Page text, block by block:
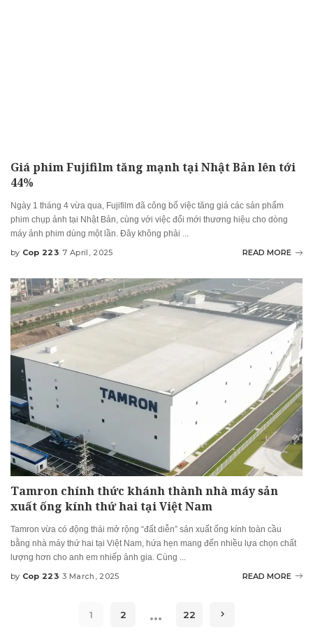
Giá phim Fujifilm tăng mạnh tại Nhật Bản lên tới
44%
Ngày 1 tháng 4 vừa qua, Fujifilm đã công bố việc tăng giá các sản phẩm
phim chụp ảnh tại Nhật Bản, cùng với việc đổi mới thương hiệu cho dòng
máy ảnh phim dùng một lần. Đây không phải ...
Posted
by Cop 223 7 April, 2025 READ MORE
Tamron chính thức khánh thành nhà máy sản
xuất ống kính thứ hai tại Việt Nam
Tamron vừa có động thái mở rộng “đất diễn” sản xuất ống kính toàn cầu
bằng nhà máy thứ hai tại Việt Nam, hứa hẹn mang đến nhiều lựa chọn chất
lượng hơn cho anh em nhiếp ảnh gia. Cùng ...
Posted
by Cop 223 3 March, 2025 READ MORE
1 2 … 22